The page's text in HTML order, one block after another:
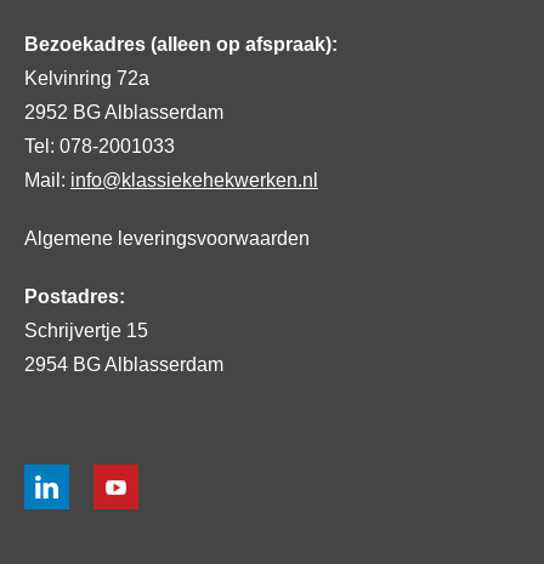
Bezoekadres (alleen op afspraak):
Kelvinring 72a
2952 BG Alblasserdam
Tel: 078-2001033
Mail: info@klassiekehekwerken.nl
Algemene leveringsvoorwaarden
Postadres:
Schrijvertje 15
2954 BG Alblasserdam